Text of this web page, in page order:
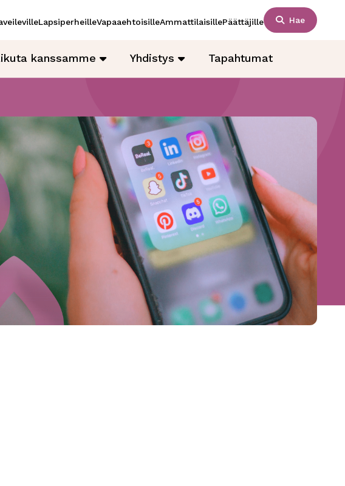
LapsiperheilleVapaaehtoisilleAmmattilaisillePäättäjille Hae
kanssamme Yhdistys Tapahtumat